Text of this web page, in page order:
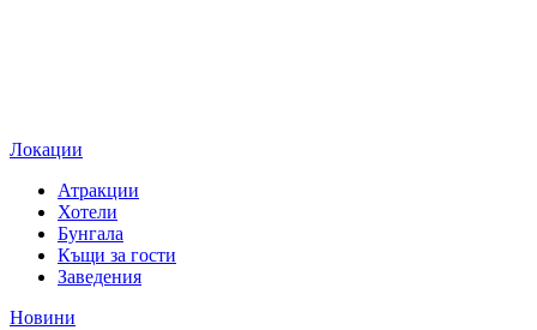
Локации
Атракции
Хотели
Бунгала
Къщи за гости
Заведения
Новини